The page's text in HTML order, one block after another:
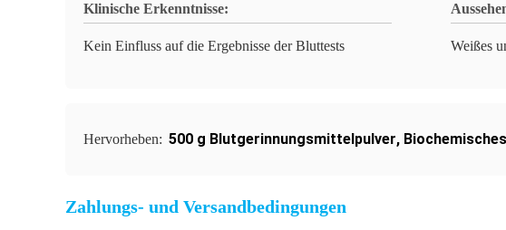
Klinische Erkenntnisse:
Kein Einfluss auf die Ergebnisse der Bluttests Weißes
Hervorheben: 500 g Blutgerinnungsmittelpulver,
Zahlungs- und Versandbedingungen